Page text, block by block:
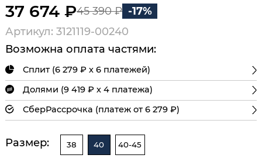
37 674 ₽45 390 ₽ -17%
Артикул: 3121119-00240
Возможна оплата частями:
Сплит (6 279 ₽ х 6 платежей)
Долями (9 419 ₽ х 4 платежа)
СберРассрочка (платеж от 6 279 ₽)
Размер: 38 40 40-45